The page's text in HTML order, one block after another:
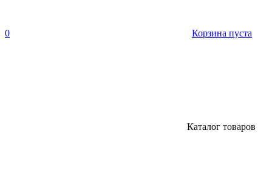
0 Корзина пуста
Каталог товаров